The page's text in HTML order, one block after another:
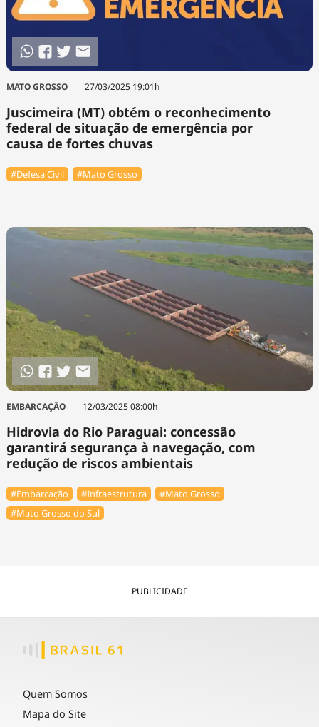
MATO GROSSO 27/03/2025 19:01h
Juscimeira (MT) obtém o reconhecimento
federal de situação de emergência por
causa de fortes chuvas
#Defesa Civil #Mato Grosso
EMBARCAÇÃO 12/03/2025 08:00h
Hidrovia do Rio Paraguai: concessão
garantirá segurança à navegação, com
redução de riscos ambientais
#Embarcação #Infraestrutura
#Mato Grosso
#Mato Grosso do Sul
PUBLICIDADE
Quem Somos
Mapa do Site